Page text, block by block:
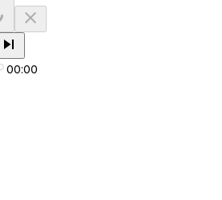
00:00